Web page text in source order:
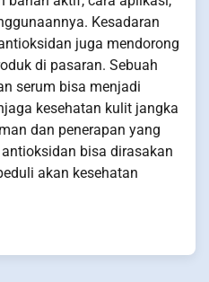
Kesadaran
juga mendorong
di pasaran. Sebuah
serum bisa menjadi
kesehatan kulit jangka
dan penerapan yang
bisa dirasakan
akan kesehatan